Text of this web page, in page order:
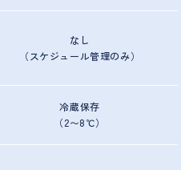
なし
（スケジュール管理のみ）
冷蔵保存
（2〜8℃）